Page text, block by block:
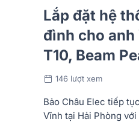
Lắp đặt hệ
đình cho anh
T10, Beam
146 lượt xem
Bảo Châu Elec tiếp
Vĩnh tại Hải Phòng